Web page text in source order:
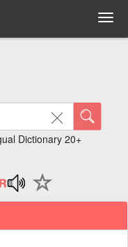
Dictionary 20+